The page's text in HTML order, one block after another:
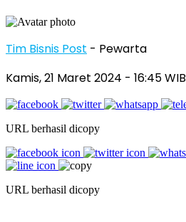
Tim Bisnis Post - Pewarta
Kamis, 21 Maret 2024 - 16:45 WIB
URL berhasil dicopy
URL berhasil dicopy